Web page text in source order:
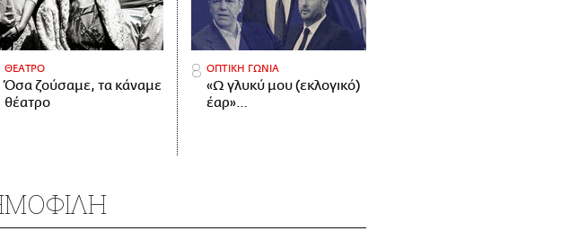
ΘΕΑΤΡΟ
Όσα ζούσαμε, τα κάναμε
θέατρο
ΟΠΤΙΚΗ ΓΩΝΙΑ
«Ω γλυκύ μου (εκλογικό)
έαρ»…